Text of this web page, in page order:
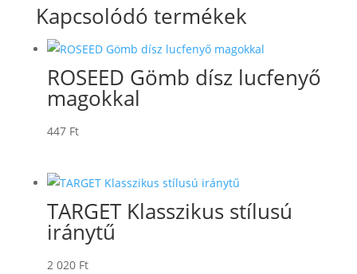
Kapcsolódó termékek
ROSEED Gömb dísz lucfenyő
magokkal
447 Ft
TARGET Klasszikus stílusú
iránytű
2 020 Ft